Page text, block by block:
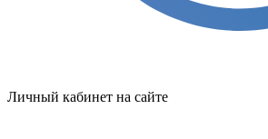
Личный кабинет на сайте